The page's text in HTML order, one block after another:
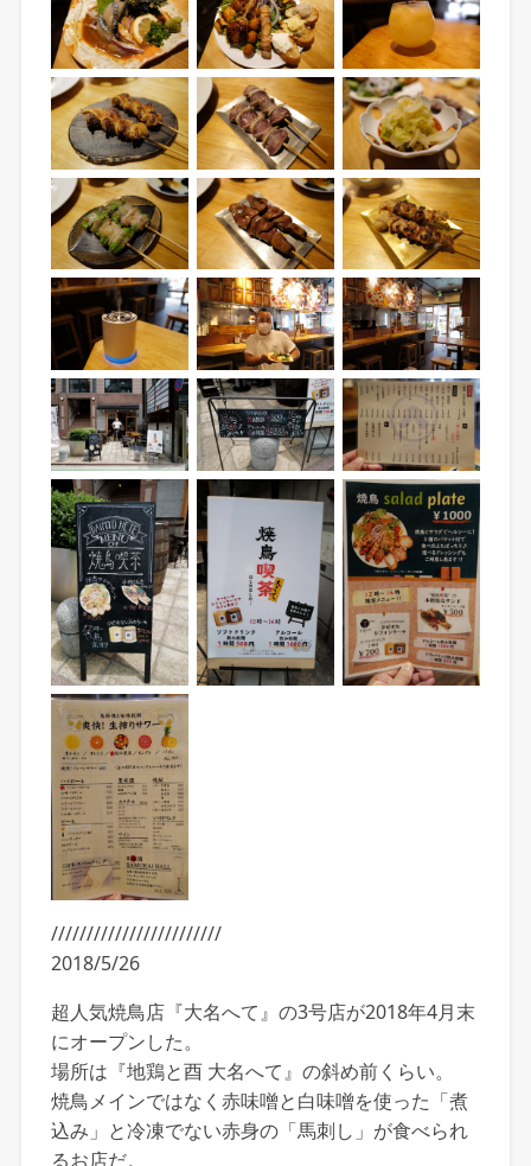
////////////////////////
2018/5/26
超人気焼鳥店『大名へて』の3号店が2018年4月末
にオープンした。
場所は『地鶏と酉 大名へて』の斜め前くらい。
焼鳥メインではなく赤味噌と白味噌を使った「煮
込み」と冷凍でない赤身の「馬刺し」が食べられ
るお店だ。